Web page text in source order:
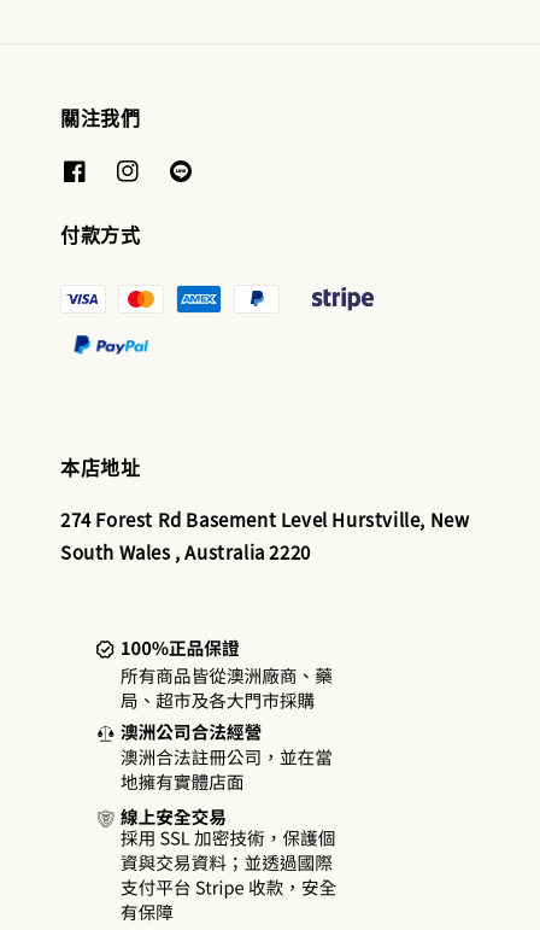
關注我們
付款方式
本店地址
274 Forest Rd Basement Level Hurstville, New
South Wales , Australia 2220